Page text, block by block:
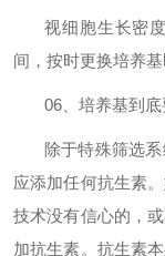
视细胞生长密
间，按时更换培养基
06 、培养基到
除于特殊筛选
应添加任何抗生素
技术没有信心的，
加抗生素。抗生素